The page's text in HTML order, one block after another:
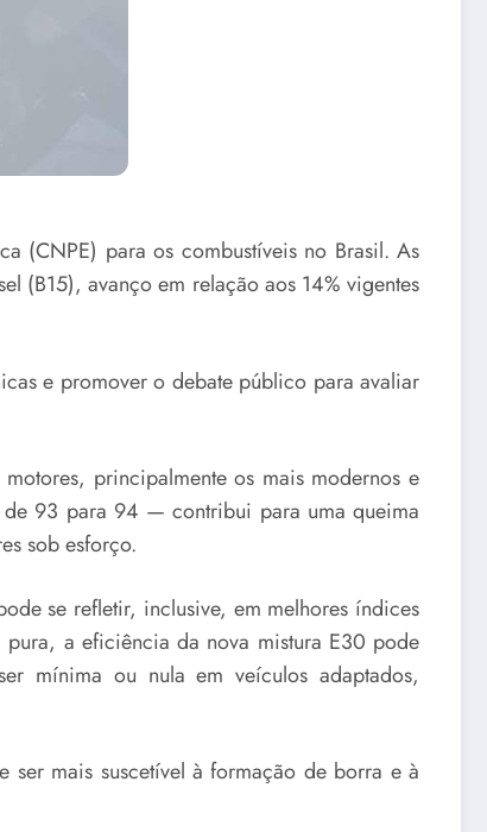
(CNPE) para os combustíveis no Brasil. As
(B15), avanço em relação aos 14% vigentes
e promover o debate público para avaliar
principalmente os mais modernos e
93 para 94 — contribui para uma queima
sob esforço.
se refletir, inclusive, em melhores índices
a eficiência da nova mistura E30 pode
mínima ou nula em veículos adaptados,
ser mais suscetível à formação de borra e à